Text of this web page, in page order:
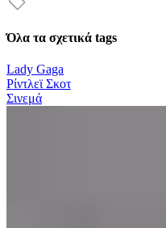
Όλα τα σχετικά tags
Lady Gaga
Ρίντλεϊ Σκοτ
Σινεμά